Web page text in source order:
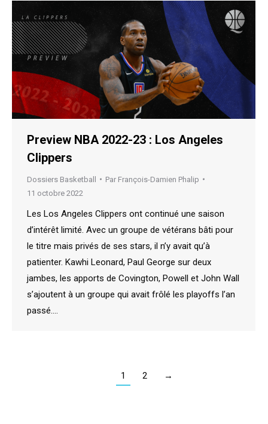
Preview NBA 2022-23 : Los Angeles
Clippers
Dossiers Basketball Par François-Damien Phalip
11 octobre 2022
Les Los Angeles Clippers ont continué une saison
d’intérêt limité. Avec un groupe de vétérans bâti pour
le titre mais privés de ses stars, il n’y avait qu’à
patienter. Kawhi Leonard, Paul George sur deux
jambes, les apports de Covington, Powell et John Wall
s’ajoutent à un groupe qui avait frôlé les playoffs l’an
passé.…
1 2 →